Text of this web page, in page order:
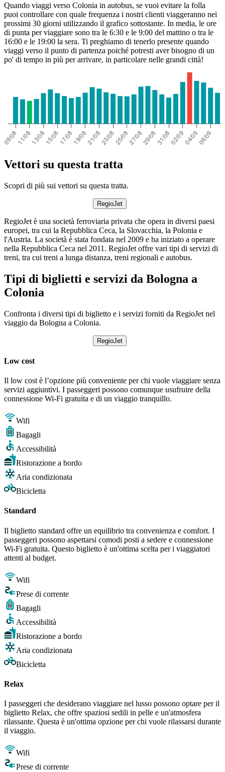
Quando viaggi verso Colonia in autobus, se vuoi evitare la folla
puoi controllare con quale frequenza i nostri clienti viaggeranno nei
prossimi 30 giorni utilizzando il grafico sottostante. In media, le ore
di punta per viaggiare sono tra le 6:30 e le 9:00 del mattino o tra le
16:00 e le 19:00 la sera. Ti preghiamo di tenerlo presente quando
viaggi verso il punto di partenza poiché potresti aver bisogno di un
po' di tempo in più per arrivare, in particolare nelle grandi città!
Vettori su questa tratta
Scopri di più sui vettori su questa tratta.
RegioJet
RegioJet è una società ferroviaria privata che opera in diversi paesi
europei, tra cui la Repubblica Ceca, la Slovacchia, la Polonia e
l'Austria. La società è stata fondata nel 2009 e ha iniziato a operare
nella Repubblica Ceca nel 2011. RegioJet offre vari tipi di servizi di
treni, tra cui treni a lunga distanza, treni regionali e autobus.
Tipi di biglietti e servizi da Bologna a
Colonia
Confronta i diversi tipi di biglietto e i servizi forniti da RegioJet nel
viaggio da Bologna a Colonia.
RegioJet
Low cost
Il low cost è l’opzione più conveniente per chi vuole viaggiare senza
servizi aggiuntivi. I passeggeri possono comunque usufruire della
connessione Wi-Fi gratuita e di un viaggio tranquillo.
Wifi
Bagagli
Accessibilità
Ristorazione a bordo
Aria condizionata
Bicicletta
Standard
Il biglietto standard offre un equilibrio tra convenienza e comfort. I
passeggeri possono aspettarsi comodi posti a sedere e connessione
Wi-Fi gratuita. Questo biglietto è un'ottima scelta per i viaggiatori
attenti al budget.
Wifi
Prese di corrente
Bagagli
Accessibilità
Ristorazione a bordo
Aria condizionata
Bicicletta
Relax
I passeggeri che desiderano viaggiare nel lusso possono optare per il
biglietto Relax, che offre spaziosi sedili in pelle e un'atmosfera
rilassante. Questa è un'ottima opzione per chi vuole rilassarsi durante
il viaggio.
Wifi
Prese di corrente